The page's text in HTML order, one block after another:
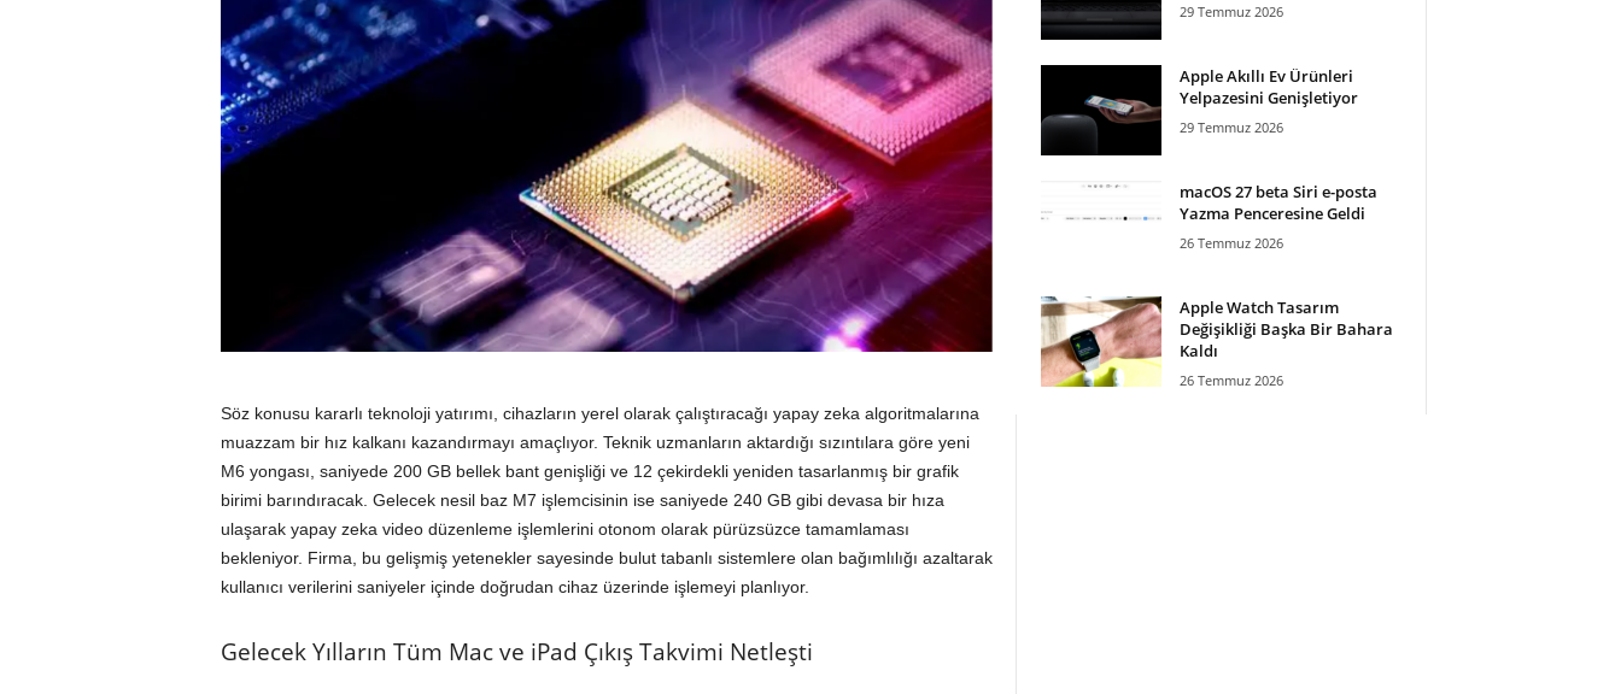
Söz konusu kararlı teknoloji yatırımı, cihazların yerel olarak çalıştıracağı yapay zeka algoritmalarına
muazzam bir hız kalkanı kazandırmayı amaçlıyor. Teknik uzmanların aktardığı sızıntılara göre yeni
M6 yongası, saniyede 200 GB bellek bant genişliği ve 12 çekirdekli yeniden tasarlanmış bir grafik
birimi barındıracak. Gelecek nesil baz M7 işlemcisinin ise saniyede 240 GB gibi devasa bir hıza
ulaşarak yapay zeka video düzenleme işlemlerini otonom olarak pürüzsüzce tamamlaması
bekleniyor. Firma, bu gelişmiş yetenekler sayesinde bulut tabanlı sistemlere olan bağımlılığı azaltarak
kullanıcı verilerini saniyeler içinde doğrudan cihaz üzerinde işlemeyi planlıyor.
Gelecek Yılların Tüm Mac ve iPad Çıkış Takvimi Netleşti
29 Temmuz 2026
Apple Akıllı Ev Ürünleri
Yelpazesini Genişletiyor
29 Temmuz 2026
macOS 27 beta Siri e-posta
Yazma Penceresine Geldi
26 Temmuz 2026
Apple Watch Tasarım
Değişikliği Başka Bir Bahara
Kaldı
26 Temmuz 2026